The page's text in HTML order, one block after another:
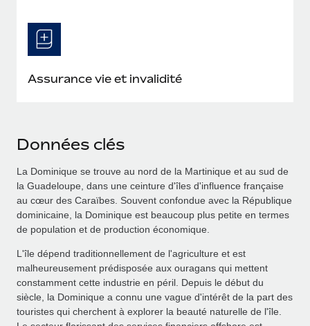
Assurance vie et invalidité
Données clés
La Dominique se trouve au nord de la Martinique et au sud de
la Guadeloupe, dans une ceinture d'îles d'influence française
au cœur des Caraïbes. Souvent confondue avec la République
dominicaine, la Dominique est beaucoup plus petite en termes
de population et de production économique.
L'île dépend traditionnellement de l'agriculture et est
malheureusement prédisposée aux ouragans qui mettent
constamment cette industrie en péril. Depuis le début du
siècle, la Dominique a connu une vague d'intérêt de la part des
touristes qui cherchent à explorer la beauté naturelle de l'île.